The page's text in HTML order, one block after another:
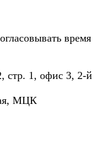
время
стр. 1, офис 3, 2-й
МЦК